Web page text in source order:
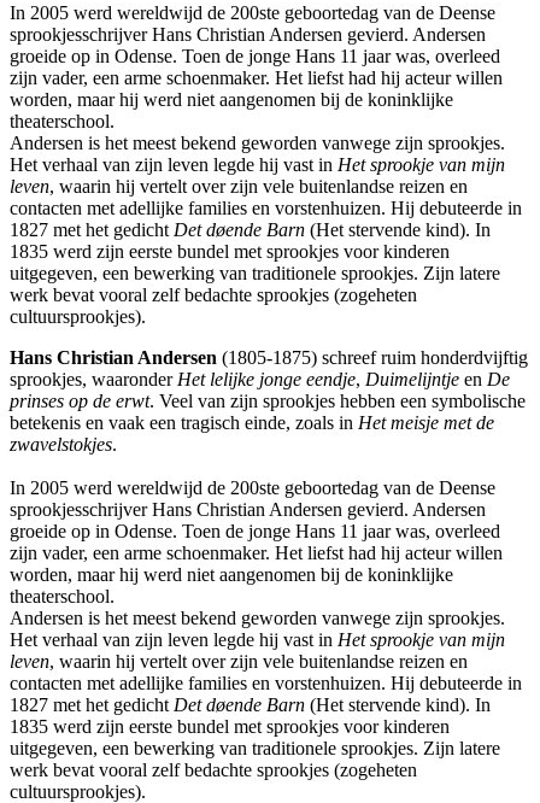
In 2005 werd wereldwijd de 200ste geboortedag van de Deense
sprookjesschrijver Hans Christian Andersen gevierd. Andersen
groeide op in Odense. Toen de jonge Hans 11 jaar was, overleed
zijn vader, een arme schoenmaker. Het liefst had hij acteur willen
worden, maar hij werd niet aangenomen bij de koninklijke
theaterschool.
Andersen is het meest bekend geworden vanwege zijn sprookjes.
Het verhaal van zijn leven legde hij vast in Het sprookje van mijn
leven, waarin hij vertelt over zijn vele buitenlandse reizen en
contacten met adellijke families en vorstenhuizen. Hij debuteerde in
1827 met het gedicht Det døende Barn (Het stervende kind). In
1835 werd zijn eerste bundel met sprookjes voor kinderen
uitgegeven, een bewerking van traditionele sprookjes. Zijn latere
werk bevat vooral zelf bedachte sprookjes (zogeheten
cultuursprookjes).
Hans Christian Andersen (1805-1875) schreef ruim honderdvijftig
sprookjes, waaronder Het lelijke jonge eendje, Duimelijntje en De
prinses op de erwt. Veel van zijn sprookjes hebben een symbolische
betekenis en vaak een tragisch einde, zoals in Het meisje met de
zwavelstokjes.
In 2005 werd wereldwijd de 200ste geboortedag van de Deense
sprookjesschrijver Hans Christian Andersen gevierd. Andersen
groeide op in Odense. Toen de jonge Hans 11 jaar was, overleed
zijn vader, een arme schoenmaker. Het liefst had hij acteur willen
worden, maar hij werd niet aangenomen bij de koninklijke
theaterschool.
Andersen is het meest bekend geworden vanwege zijn sprookjes.
Het verhaal van zijn leven legde hij vast in Het sprookje van mijn
leven, waarin hij vertelt over zijn vele buitenlandse reizen en
contacten met adellijke families en vorstenhuizen. Hij debuteerde in
1827 met het gedicht Det døende Barn (Het stervende kind). In
1835 werd zijn eerste bundel met sprookjes voor kinderen
uitgegeven, een bewerking van traditionele sprookjes. Zijn latere
werk bevat vooral zelf bedachte sprookjes (zogeheten
cultuursprookjes).